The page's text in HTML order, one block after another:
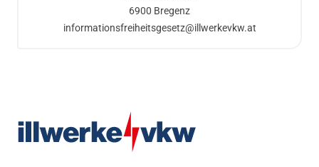
6900 Bregenz
informationsfreiheitsgesetz@illwerkevkw.at